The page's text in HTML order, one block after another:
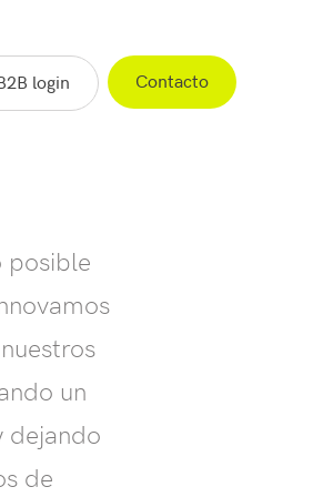
login Contacto
posible
un
dejando
de